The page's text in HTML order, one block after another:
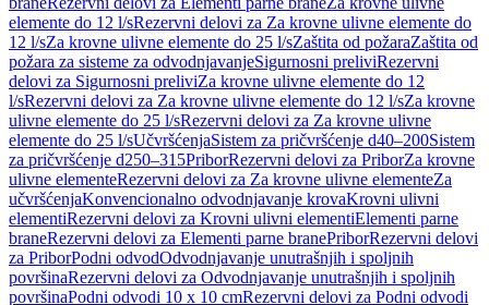
elemente do 12 l/sRezervni delovi za Za krovne ulivne elemente do
12 l/sZa krovne ulivne elemente do 25 l/sZaštita od požaraZaštita od
požara za sisteme za odvodnjavanjeSigurnosni preliviRezervni
delovi za Sigurnosni preliviZa krovne ulivne elemente do 12
l/sRezervni delovi za Za krovne ulivne elemente do 12 l/sZa krovne
ulivne elemente do 25 l/sRezervni delovi za Za krovne ulivne
elemente do 25 l/sUčvršćenjaSistem za pričvršćenje d40–200Sistem
za pričvršćenje d250–315PriborRezervni delovi za PriborZa krovne
ulivne elementeRezervni delovi za Za krovne ulivne elementeZa
učvršćenjaKonvencionalno odvodnjavanje krovaKrovni ulivni
elementiRezervni delovi za Krovni ulivni elementiElementi parne
braneRezervni delovi za Elementi parne branePriborRezervni delovi
za PriborPodni odvodOdvodnjavanje unutrašnjih i spoljnih
površinaRezervni delovi za Odvodnjavanje unutrašnjih i spoljnih
površinaPodni odvodi 10 x 10 cmRezervni delovi za Podni odvodi